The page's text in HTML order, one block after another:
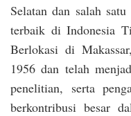
Selatan dan salah satu
terbaik di Indonesia
Berlokasi di
1956 dan telah
penelitian, serta
berkontribusi besar